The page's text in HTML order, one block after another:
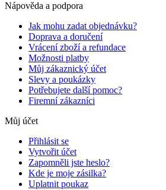
Nápověda a podpora
Jak mohu zadat objednávku?
Doprava a doručení
Vrácení zboží a refundace
Možnosti platby
Můj zákaznický účet
Slevy a poukázky
Potřebujete další pomoc?
Firemní zákazníci
Můj účet
Přihlásit se
Vytvořit účet
Zapomněli jste heslo?
Kde je moje zásilka?
Uplatnit poukaz